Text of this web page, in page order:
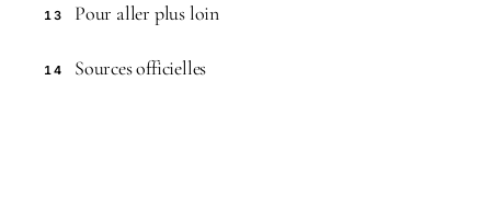
13 Pour aller plus loin
14 Sources officielles